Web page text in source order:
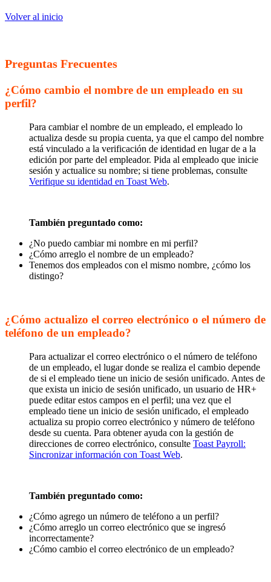
Volver al inicio
Preguntas Frecuentes
¿Cómo cambio el nombre de un empleado en su
perfil?
Para cambiar el nombre de un empleado, el empleado lo
actualiza desde su propia cuenta, ya que el campo del nombre
está vinculado a la verificación de identidad en lugar de a la
edición por parte del empleador. Pida al empleado que inicie
sesión y actualice su nombre; si tiene problemas, consulte
Verifique su identidad en Toast Web.
También preguntado como:
¿No puedo cambiar mi nombre en mi perfil?
¿Cómo arreglo el nombre de un empleado?
Tenemos dos empleados con el mismo nombre, ¿cómo los
distingo?
¿Cómo actualizo el correo electrónico o el número de
teléfono de un empleado?
Para actualizar el correo electrónico o el número de teléfono
de un empleado, el lugar donde se realiza el cambio depende
de si el empleado tiene un inicio de sesión unificado. Antes de
que exista un inicio de sesión unificado, un usuario de HR+
puede editar estos campos en el perfil; una vez que el
empleado tiene un inicio de sesión unificado, el empleado
actualiza su propio correo electrónico y número de teléfono
desde su cuenta. Para obtener ayuda con la gestión de
direcciones de correo electrónico, consulte Toast Payroll:
Sincronizar información con Toast Web.
También preguntado como:
¿Cómo agrego un número de teléfono a un perfil?
¿Cómo arreglo un correo electrónico que se ingresó
incorrectamente?
¿Cómo cambio el correo electrónico de un empleado?